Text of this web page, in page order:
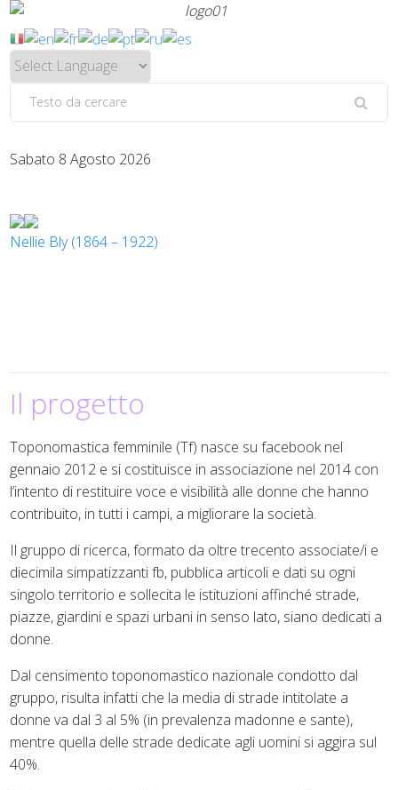
Sabato 8 Agosto 2026
Nellie Bly (1864 – 1922)
Il progetto
Toponomastica femminile (Tf) nasce su facebook nel
gennaio 2012 e si costituisce in associazione nel 2014 con
l’intento di restituire voce e visibilità alle donne che hanno
contribuito, in tutti i campi, a migliorare la società.
Il gruppo di ricerca, formato da oltre trecento associate/i e
diecimila simpatizzanti fb, pubblica articoli e dati su ogni
singolo territorio e sollecita le istituzioni affinché strade,
piazze, giardini e spazi urbani in senso lato, siano dedicati a
donne.
Dal censimento toponomastico nazionale condotto dal
gruppo, risulta infatti che la media di strade intitolate a
donne va dal 3 al 5% (in prevalenza madonne e sante),
mentre quella delle strade dedicate agli uomini si aggira sul
40%.